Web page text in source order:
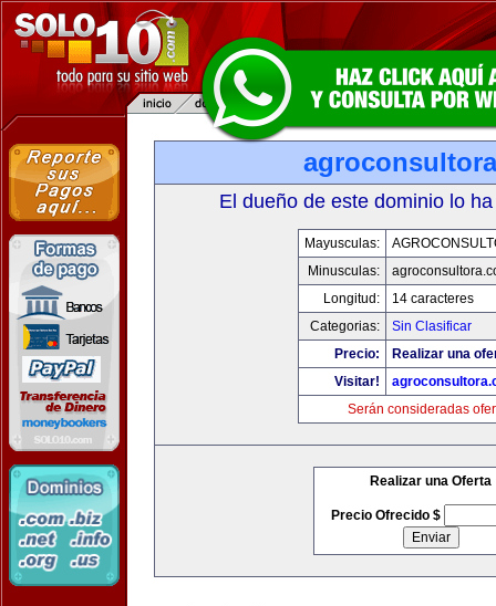
El dueño de este dominio lo
Mayusculas:
Minusculas:
Longitud:
14 caracteres
Categorias:
Sin Clasificar
Precio:
Realizar una
Visitar!
Serán consideradas
Realizar una Oferta
Precio Ofrecido $